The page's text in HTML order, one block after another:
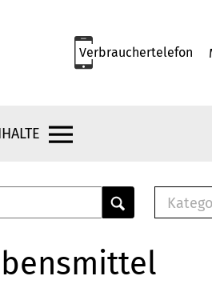
Verbrauchertelefon